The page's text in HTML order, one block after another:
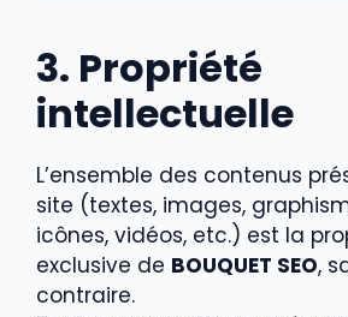
3. Propriété
intellectuelle
L’ensemble des contenus
site (textes, images,
icônes, vidéos, etc.) est la
exclusive de BOUQUET SEO,
contraire.